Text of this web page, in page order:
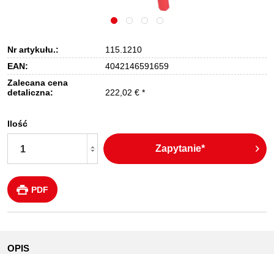
Nr artykułu.:
115.1210
EAN:
4042146591659
Zalecana cena
detaliczna:
222,02 € *
Ilość
Zapytanie*
PDF
OPIS